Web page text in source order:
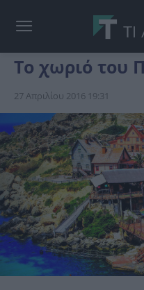
Το χωριό του
27 Απριλίου 2016 19:31